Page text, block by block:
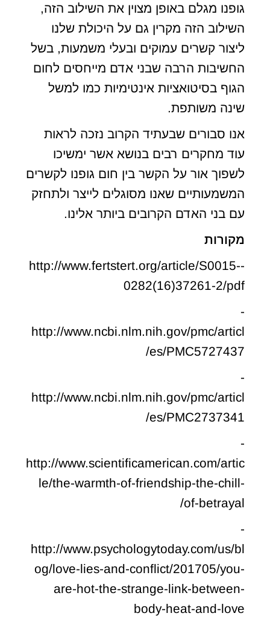
גופנו מגלם באופן מצוין את השילוב הזה,
השילוב הזה מקרין גם על היכולת שלנו
ליצור קשרים עמוקים ובעלי משמעות, בשל
החשיבות הרבה שבני אדם מייחסים לחום
הגוף בסיטואציות אינטימיות כמו למשל
שינה משותפת.
אנו סבורים שבעתיד הקרוב נזכה לראות
עוד מחקרים רבים בנושא אשר ימשיכו
לשפוך אור על הקשר בין חום גופנו לקשרים
המשמעותיים שאנו מסוגלים לייצר ולתחזק
עם בני האדם הקרובים ביותר אלינו.
מקורות
-http://www.fertstert.org/article/S0015-
0282(16)37261-2/pdf
-
http://www.ncbi.nlm.nih.gov/pmc/articl
es/PMC5727437/
-
http://www.ncbi.nlm.nih.gov/pmc/articl
es/PMC2737341/
-
http://www.scientificamerican.com/artic
le/the-warmth-of-friendship-the-chill-
of-betrayal/
-
http://www.psychologytoday.com/us/bl
og/love-lies-and-conflict/201705/you-
are-hot-the-strange-link-between-
body-heat-and-love